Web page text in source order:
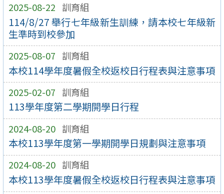
2025-08-22 訓育組
114/8/27 舉行七年級新生訓練，請本校七年級新
生準時到校參加
2025-08-07 訓育組
本校114學年度暑假全校返校日行程表與注意事項
2025-02-07 訓育組
113學年度第二學期開學日行程
2024-08-20 訓育組
本校113學年度第一學期開學日規劃與注意事項
2024-08-20 訓育組
本校113學年度暑假全校返校日行程表與注意事項